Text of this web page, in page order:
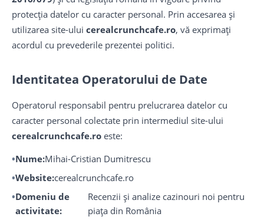
protecția datelor cu caracter personal. Prin accesarea și
utilizarea site-ului cerealcrunchcafe.ro, vă exprimați
acordul cu prevederile prezentei politici.
Identitatea Operatorului de Date
Operatorul responsabil pentru prelucrarea datelor cu
caracter personal colectate prin intermediul site-ului
cerealcrunchcafe.ro este:
Nume:Mihai-Cristian Dumitrescu
Website:cerealcrunchcafe.ro
Domeniu de
activitate:
Recenzii și analize cazinouri noi pentru
piața din România